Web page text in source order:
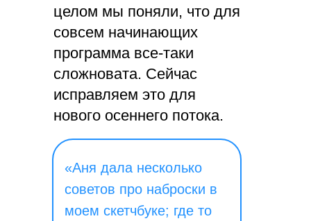
целом мы поняли, что для
совсем начинающих
программа все-таки
сложновата. Сейчас
исправляем это для
нового осеннего потока.
«Аня дала несколько
советов про наброски в
моем скетчбуке; где то